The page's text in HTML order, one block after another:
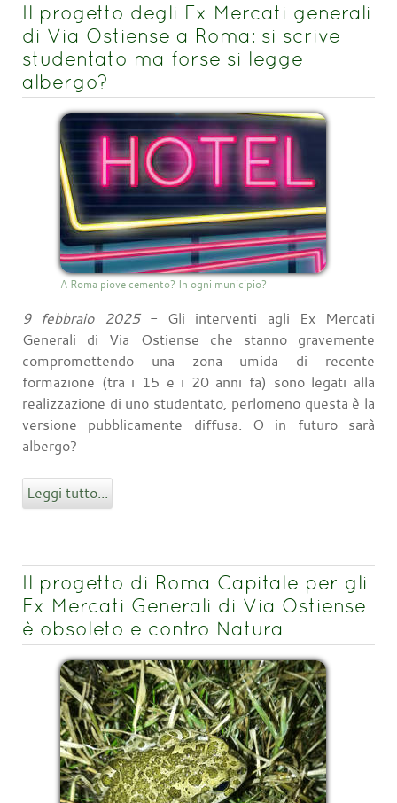
Il progetto degli Ex Mercati generali
di Via Ostiense a Roma: si scrive
studentato ma forse si legge
albergo?
A Roma piove cemento? In ogni municipio?
9 febbraio 2025- Gli interventi agli Ex Mercati
Generali di Via Ostiense che stanno gravemente
compromettendo una zona umida di recente
formazione (tra i 15 e i 20 anni fa) sono legati alla
realizzazione di uno studentato, perlomeno questa è la
versione pubblicamente diffusa. O in futuro sarà
albergo?
Leggi tutto...
Il progetto di Roma Capitale per gli
Ex Mercati Generali di Via Ostiense
è obsoleto e contro Natura